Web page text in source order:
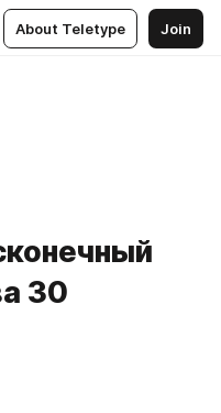
About Teletype Join
30